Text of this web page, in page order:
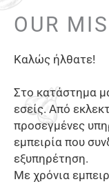
OUR
Καλώς ήλθατε!
Στο κατάστημα
εσείς. Από
προσεγμένες
εμπειρία που
εξυπηρέτηση.
Με χρόνια